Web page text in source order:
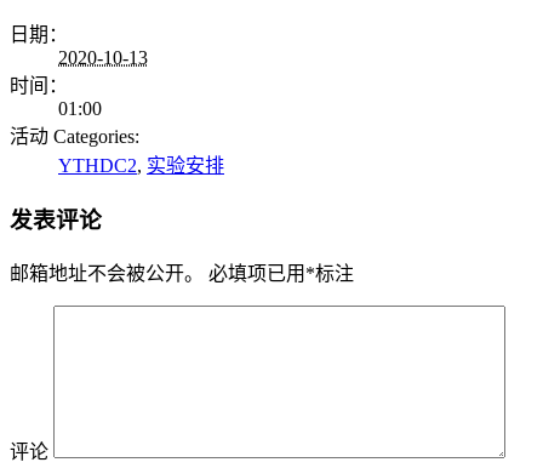
日期：
2020-10-13
时间：
01:00
活动 Categories:
YTHDC2, 实验安排
发表评论
邮箱地址不会被公开。 必填项已用 *标注
评论